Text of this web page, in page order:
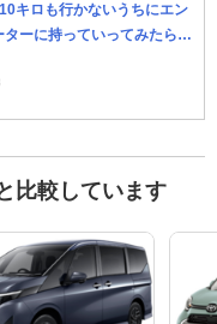
キロも行かないうちにエン
ーに持っていってみたら、
てもらってくださいとのこ
比較しています